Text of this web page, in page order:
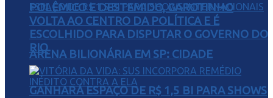
ARENA BILIONÁRIA EM SP: CIDADE
GANHARÁ ESPAÇO DE R$ 1,5 BI PARA SHOWS
POLÊMICO E DESTEMIDO, GAROTINHO
VOLTA AO CENTRO DA POLÍTICA E É
ESCOLHIDO PARA DISPUTAR O GOVERNO DO
RIO